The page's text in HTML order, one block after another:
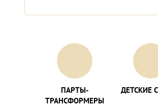
ПАРТЫ-
ТРАНСФОРМЕРЫ
ДЕТСКИЕ